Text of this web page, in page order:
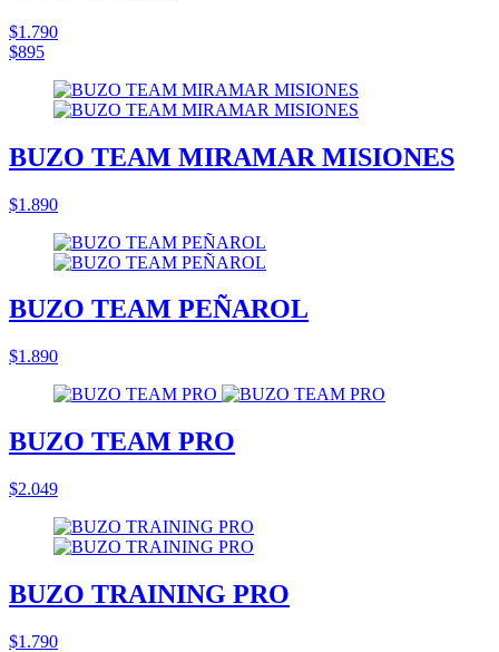
$1.790
$895
BUZO TEAM MIRAMAR MISIONES
$1.890
BUZO TEAM PEÑAROL
$1.890
BUZO TEAM PRO
$2.049
BUZO TRAINING PRO
$1.790